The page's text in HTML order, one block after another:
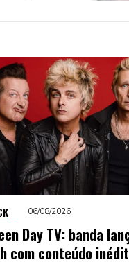
06/08/2026
Day TV: banda
com conteúdo